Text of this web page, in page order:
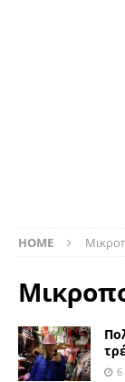
HOME
6